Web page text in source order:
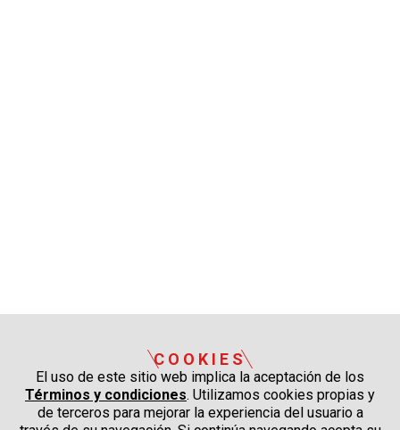
COOKIES
El uso de este sitio web implica la aceptación de los
Términos y condiciones. Utilizamos cookies propias y
de terceros para mejorar la experiencia del usuario a